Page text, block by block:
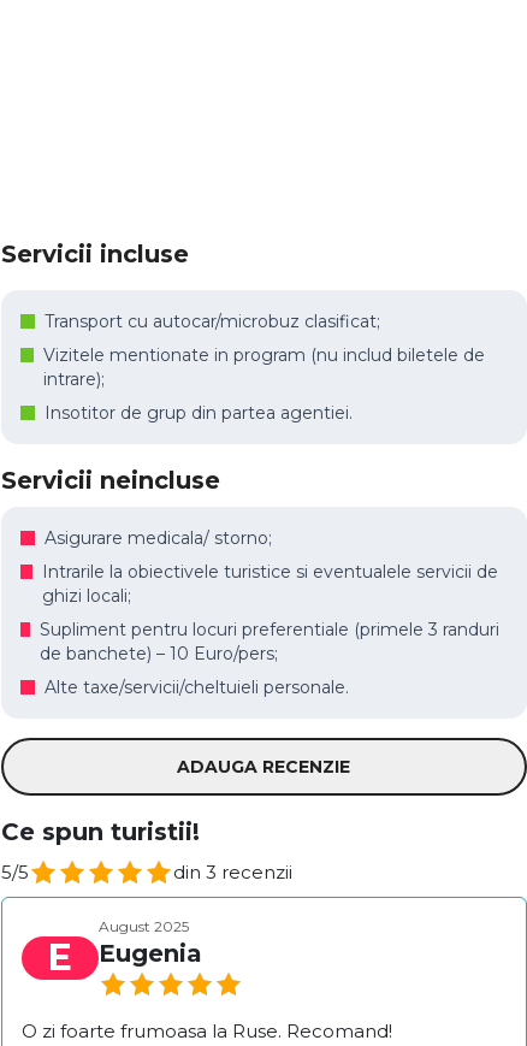
Servicii incluse
Transport cu autocar/microbuz clasificat;
Vizitele mentionate in program (nu includ biletele de
intrare);
Insotitor de grup din partea agentiei.
Servicii neincluse
Asigurare medicala/ storno;
Intrarile la obiectivele turistice si eventualele servicii de
ghizi locali;
Supliment pentru locuri preferentiale (primele 3 randuri
de banchete) – 10 Euro/pers;
Alte taxe/servicii/cheltuieli personale.
ADAUGA RECENZIE
Ce spun turistii!
5/5 din 3 recenzii
E
August 2025
Eugenia
O zi foarte frumoasa la Ruse. Recomand!